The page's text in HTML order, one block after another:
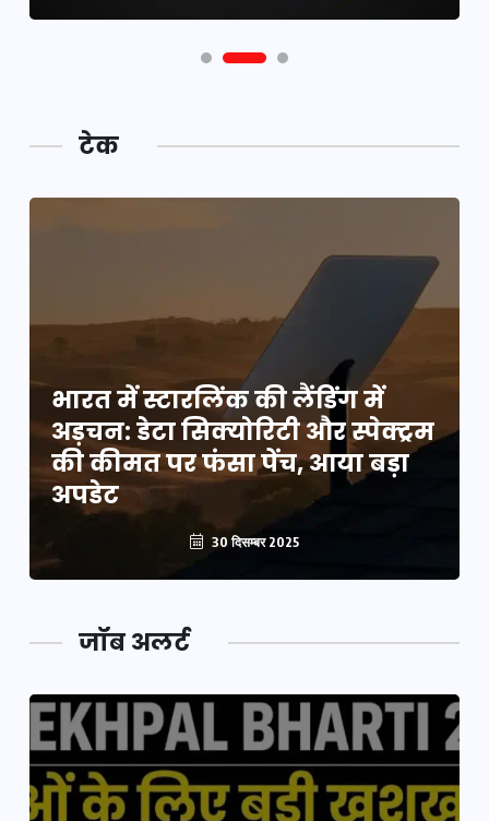
टेक
भारत में स्टारलिंक की लैंडिंग में
अड़चन: डेटा सिक्योरिटी और स्पेक्ट्रम
की कीमत पर फंसा पेंच, आया बड़ा
अपडेट
30 दिसम्बर 2025
जॉब अलर्ट